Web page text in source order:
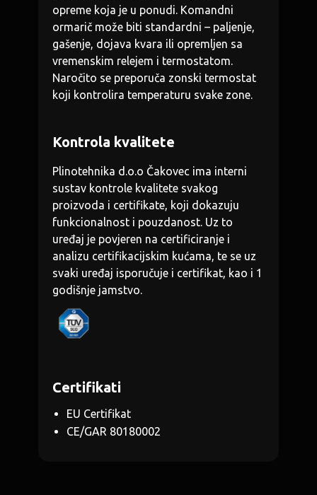
opreme koja je u ponudi. Komandni
ormarič može biti standardni – paljenje,
gašenje, dojava kvara ili opremljen sa
vremenskim relejem i termostatom.
Naročito se preporuča zonski termostat
koji kontrolira temperaturu svake zone.
Kontrola kvalitete
Plinotehnika d.o.o Čakovec ima interni
sustav kontrole kvalitete svakog
proizvoda i certifikate, koji dokazuju
funkcionalnost i pouzdanost. Uz to
uređaj je povjeren na certificiranje i
analizu certifikacijskim kućama, te se uz
svaki uređaj isporučuje i certifikat, kao i 1
godišnje jamstvo.
Certifikati
EU Certifikat
CE/GAR 80180002